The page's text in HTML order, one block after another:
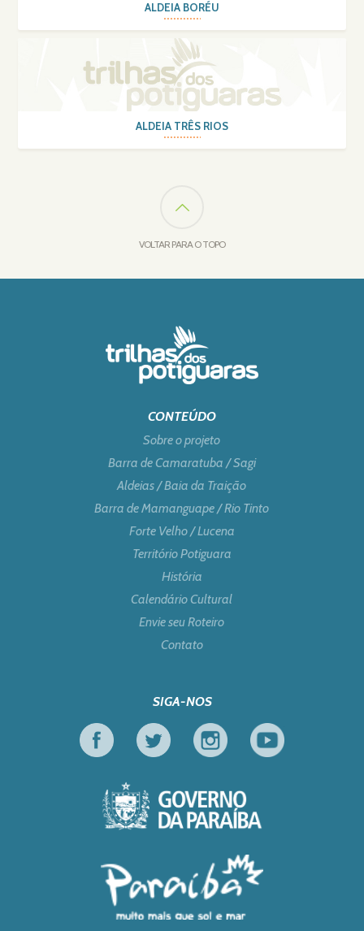
ALDEIA BORÉU
ALDEIA TRÊS RIOS
VOLTAR PARA O TOPO
CONTEÚDO
Sobre o projeto
Barra de Camaratuba / Sagi
Aldeias / Baia da Traição
Barra de Mamanguape / Rio Tinto
Forte Velho / Lucena
Território Potiguara
História
Calendário Cultural
Envie seu Roteiro
Contato
SIGA-NOS
Facebook
Twitter Instagram